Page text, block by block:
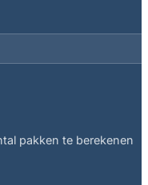
pakken te berekenen